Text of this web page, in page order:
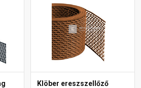
Klöber ereszszellőző